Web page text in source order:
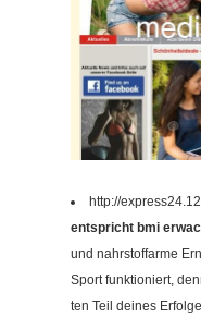
http://
entspricht bmi
und nahrstoffarme
Sport funktioniert,
ten Teil deines